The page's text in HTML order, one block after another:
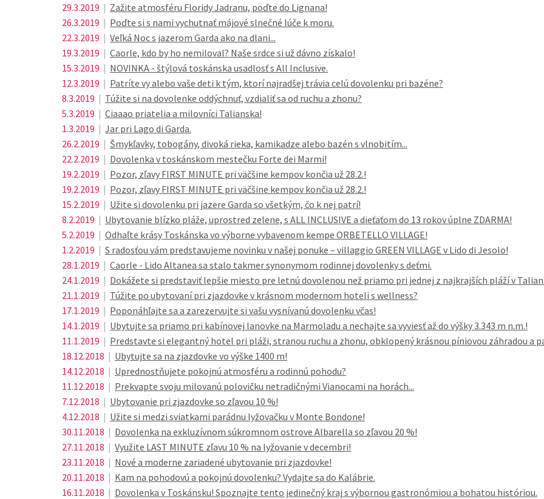
29.3.2019 | Zažite atmosféru Floridy Jadranu, poďte do Lignana!
26.3.2019 | Poďte si s nami vychutnať májové slnečné lúče k moru.
22.3.2019 | Veľká Noc s jazerom Garda ako na dlani...
19.3.2019 | Caorle, kdo by ho nemiloval? Naše srdce si už dávno získalo!
15.3.2019 | NOVINKA - štýlová toskánska usadlosť s All Inclusive.
12.3.2019 | Patríte vy alebo vaše deti k tým, ktorí najradšej trávia celú dovolenku pri bazéne?
8.3.2019 | Túžite si na dovolenke oddýchnuť, vzdialiť sa od ruchu a zhonu?
5.3.2019 | Ciaaao priatelia a milovníci Talianska!
1.3.2019 | Jar pri Lago di Garda.
26.2.2019 | Šmykľavky, tobogány, divoká rieka, kamikadze alebo bazén s vlnobitím...
22.2.2019 | Dovolenka v toskánskom mestečku Forte dei Marmi!
19.2.2019 | Pozor, zľavy FIRST MINUTE pri väčšine kempov končia už 28.2.!
19.2.2019 | Pozor, zľavy FIRST MINUTE pri väčšine kempov končia už 28.2.!
15.2.2019 | Užite si dovolenku pri jazere Garda so všetkým, čo k nej patrí!
8.2.2019 | Ubytovanie blízko pláže, uprostred zelene, s ALL INCLUSIVE a dieťaťom do 13 rokov úplne ZDARMA!
5.2.2019 | Odhaľte krásy Toskánska vo výborne vybavenom kempe ORBETELLO VILLAGE!
1.2.2019 | S radosťou vám predstavujeme novinku v našej ponuke – villaggio GREEN VILLAGE v Lido di Jesolo!
28.1.2019 | Caorle - Lido Altanea sa stalo takmer synonymom rodinnej dovolenky s deťmi.
24.1.2019 | Dokážete si predstaviť lepšie miesto pre letnú dovolenou než priamo pri jednej z najkrajších pláží v
21.1.2019 | Túžite po ubytovaní pri zjazdovke v krásnom modernom hoteli s wellness?
17.1.2019 | Poponáhľajte sa a zarezervujte si vašu vysnívanú dovolenku včas!
14.1.2019 | Ubytujte sa priamo pri kabínovej lanovke na Marmoladu a nechajte sa vyviesť až do výšky 3.343 m n.m.!
11.1.2019 | Predstavte si elegantný hotel pri pláži, stranou ruchu a zhonu, obklopený krásnou píniovou záhradou a
18.12.2018 | Ubytujte sa na zjazdovke vo výške 1400 m!
14.12.2018 | Uprednostňujete pokojnú atmosféru a rodinnú pohodu?
11.12.2018 | Prekvapte svoju milovanú polovičku netradičnými Vianocami na horách...
7.12.2018 | Ubytovanie pri zjazdovke so zľavou 10 %!
4.12.2018 | Užite si medzi sviatkami parádnu lyžovačku v Monte Bondone!
30.11.2018 | Dovolenka na exkluzívnom súkromnom ostrove Albarella so zľavou 20 %!
27.11.2018 | Využite LAST MINUTE zľavu 10 % na lyžovanie v decembri!
23.11.2018 | Nové a moderne zariadené ubytovanie pri zjazdovke!
20.11.2018 | Kam na pohodovú a pokojnú dovolenku? Vydajte sa do Kalábrie.
16.11.2018 | Dovolenka v Toskánsku! Spoznajte tento jedinečný kraj s výbornou gastronómiou a bohatou históriou.